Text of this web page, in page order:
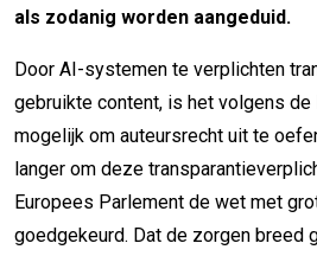
als zodanig worden aangeduid.
Door AI-systemen te verplichten
gebruikte content, is het volgens
mogelijk om auteursrecht uit te
langer om deze
Europees Parlement de wet met
goedgekeurd. Dat de zorgen breed